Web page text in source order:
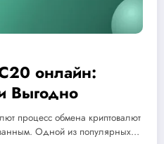
онлайн:
Выгодно
процесс обмена криптовалют
Одной из популярных…